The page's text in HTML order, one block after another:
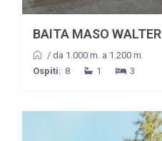
BAITA MASO WALTER
/ da 1.000 m. a 1.200 m.
Ospiti: 8 1 3